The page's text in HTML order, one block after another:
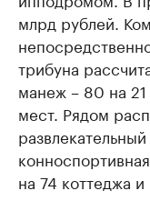
млрд рублей.
трибуна
манеж – 80 на
мест. Рядом
на 74 коттеджа и